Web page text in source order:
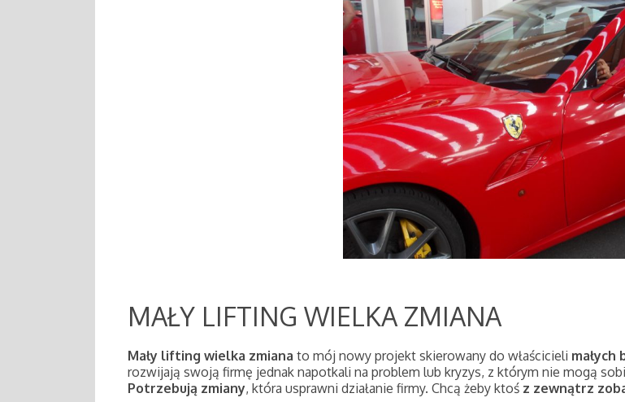
MAŁY LIFTING WIELKA ZMIANA
Mały lifting wielka zmiana to mój nowy projekt skierowany do właścicieli małych
rozwijają swoją firmę jednak napotkali na problem lub kryzys, z którym nie mogą
Potrzebują zmiany, która usprawni działanie firmy. Chcą żeby ktoś z zewnątrz